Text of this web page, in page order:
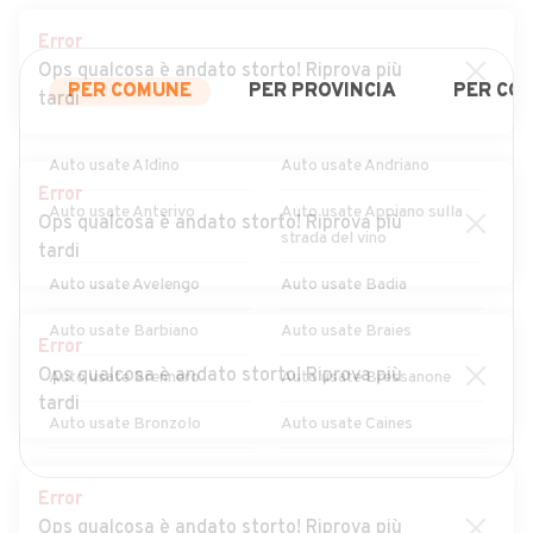
PER COMUNE PER PROVINCIA PER
Auto usate Aldino Auto usate Andriano
Auto usate Anterivo
Auto usate Appiano sulla
strada del vino
Auto usate Avelengo Auto usate Badia
Auto usate Barbiano Auto usate Braies
Auto usate Brennero Auto usate Bressanone
Auto usate Bronzolo Auto usate Caines
strada del vino
Error
Ops qualcosa è andato storto! Riprova più
tardi
Error
Ops qualcosa è andato storto! Riprova più
tardi
Error
Ops qualcosa è andato storto! Riprova più
tardi
Error
Ops qualcosa è andato storto! Riprova più